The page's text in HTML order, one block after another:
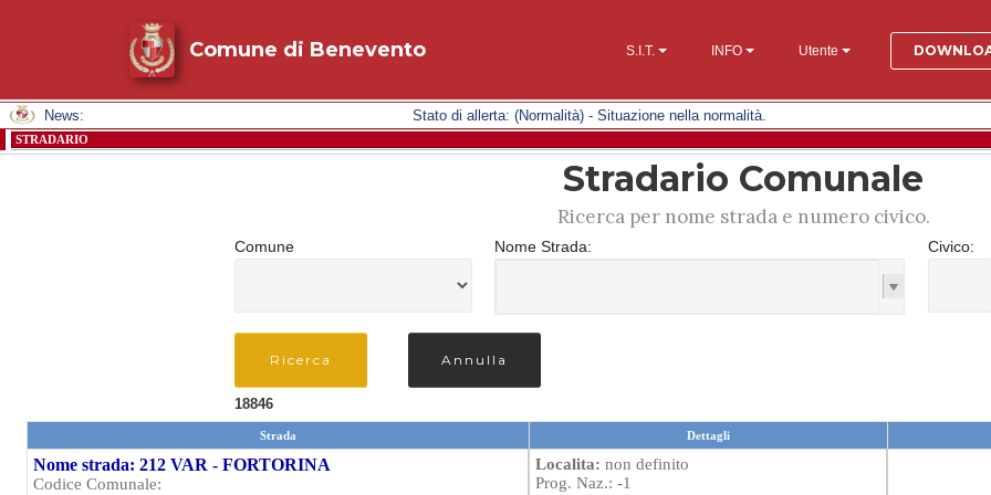
Comune di Benevento S.I.T. INFO Utente
News: Stato di allerta: (Normalità) - Situazione nella normalità.
STRADARIO